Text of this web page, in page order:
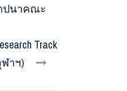
ปนาคณะ
Track
าฯ)